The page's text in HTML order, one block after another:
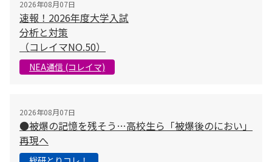
2026年08月07日
速報！2026年度大学入試
分析と対策
（コレイマNO.50）
NEA通信 (コレイマ)
2026年08月07日
●被爆の記憶を残そう…高校生ら「被爆後のにおい」
再現へ